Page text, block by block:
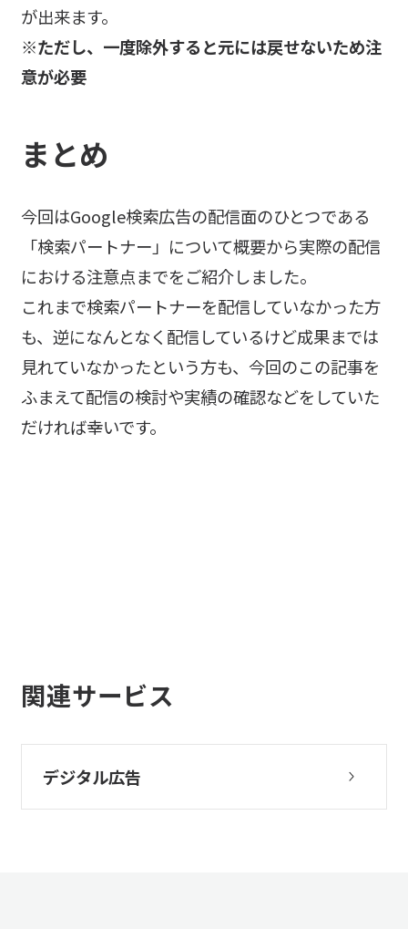
が出来ます。
※ただし、一度除外すると元には戻せないため注
意が必要
まとめ
今回はGoogle検索広告の配信面のひとつである
「検索パートナー」について概要から実際の配信
における注意点までをご紹介しました。
これまで検索パートナーを配信していなかった方
も、逆になんとなく配信しているけど成果までは
見れていなかったという方も、今回のこの記事を
ふまえて配信の検討や実績の確認などをしていた
だければ幸いです。
関連サービス
デジタル広告